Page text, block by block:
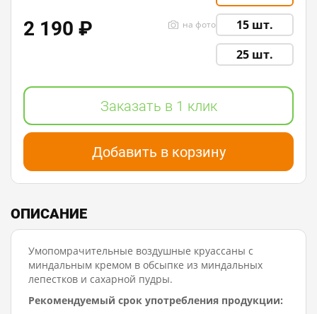
15 шт.
на фото
25 шт.
2 190 ₽
Заказать в 1 клик
Добавить в корзину
ОПИСАНИЕ
Умопомрачительные воздушные круассаны с
миндальным кремом в обсыпке из миндальных
лепестков и сахарной пудры.
Рекомендуемый срок употребления продукции: